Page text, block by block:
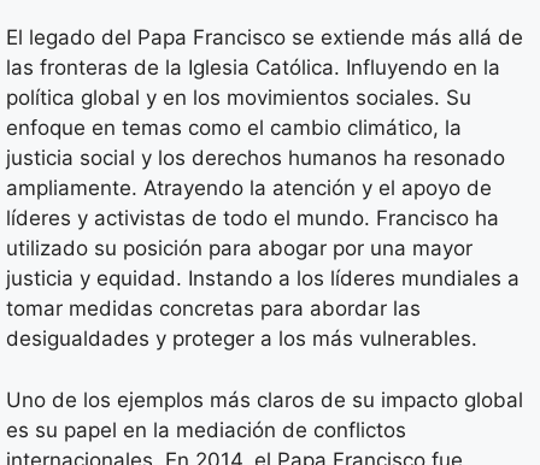
El legado del Papa Francisco se extiende más allá de
las fronteras de la Iglesia Católica. Influyendo en la
política global y en los movimientos sociales. Su
enfoque en temas como el cambio climático, la
justicia social y los derechos humanos ha resonado
ampliamente. Atrayendo la atención y el apoyo de
líderes y activistas de todo el mundo. Francisco ha
utilizado su posición para abogar por una mayor
justicia y equidad. Instando a los líderes mundiales a
tomar medidas concretas para abordar las
desigualdades y proteger a los más vulnerables.
Uno de los ejemplos más claros de su impacto global
es su papel en la mediación de conflictos
internacionales. En 2014, el Papa Francisco fue